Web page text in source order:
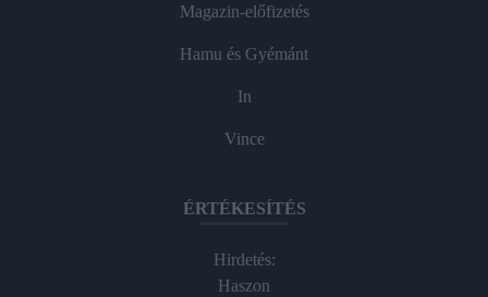
Magazin-előfizetés
Hamu és Gyémánt
In
Vince
ÉRTÉKESÍTÉS
Hirdetés:
Haszon